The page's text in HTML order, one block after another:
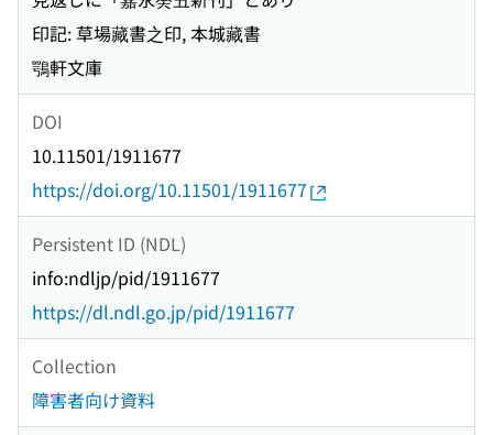
印記: 草場藏書之印, 本城藏書
鶚軒文庫
DOI
10.11501/1911677
https://doi.org/10.11501/1911677
Persistent ID (NDL)
info:ndljp/pid/1911677
https://dl.ndl.go.jp/pid/1911677
Collection
障害者向け資料